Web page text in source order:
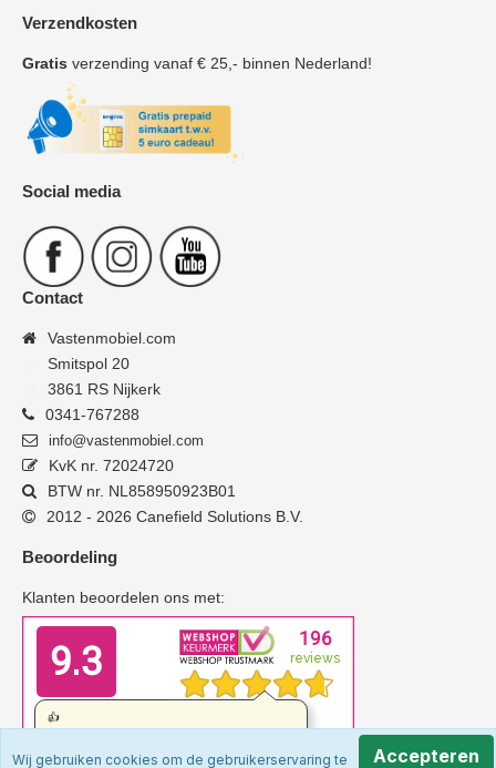
Verzendkosten
Gratis verzending vanaf € 25,- binnen Nederland!
Social media
Contact
Vastenmobiel.com
Smitspol 20
3861 RS Nijkerk
0341-767288
info@vastenmobiel.com
KvK nr. 72024720
BTW nr. NL858950923B01
2012 - 2026 Canefield Solutions B.V.
Beoordeling
Klanten beoordelen ons met:
Wij gebruiken cookies om de gebruikerservaring te Accepteren